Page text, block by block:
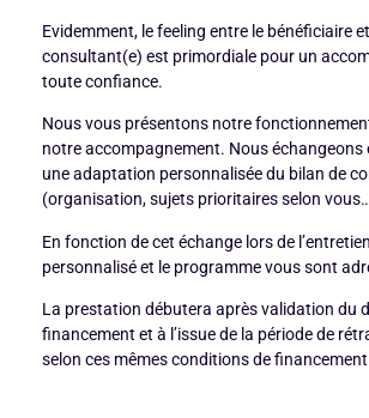
Evidemment, le feeling entre le bénéficiaire
consultant(e) est primordiale pour un
toute confiance.
Nous vous présentons notre
notre accompagnement. Nous échangeons
une adaptation personnalisée du bilan de
(organisation, sujets prioritaires selon
En fonction de cet échange lors de
personnalisé et le programme vous sont
La prestation débutera après validation du
financement et à l’issue de la période de
selon ces mêmes conditions de